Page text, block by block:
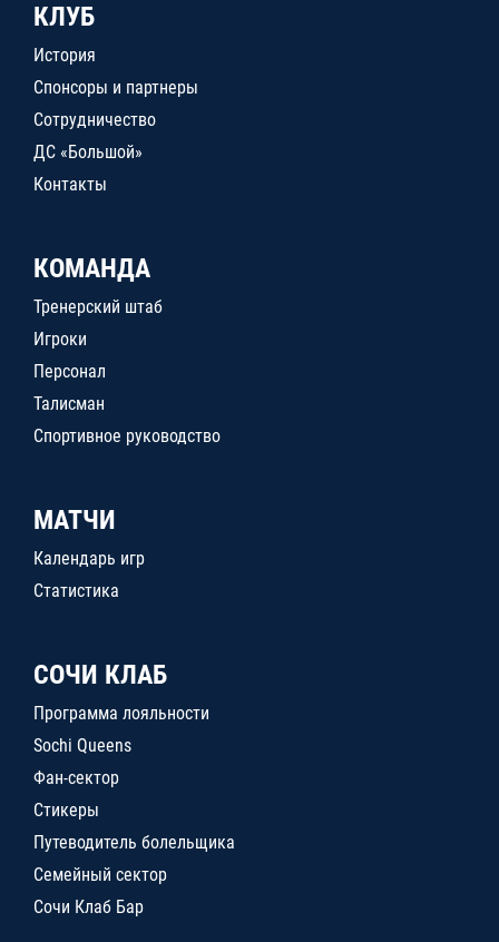
КЛУБ
История
Спонсоры и партнеры
Сотрудничество
ДС «Большой»
Контакты
КОМАНДА
Тренерский штаб
Игроки
Персонал
Талисман
Спортивное руководство
МАТЧИ
Календарь игр
Статистика
СОЧИ КЛАБ
Программа лояльности
Sochi Queens
Фан-сектор
Стикеры
Путеводитель болельщика
Семейный сектор
Сочи Клаб Бар